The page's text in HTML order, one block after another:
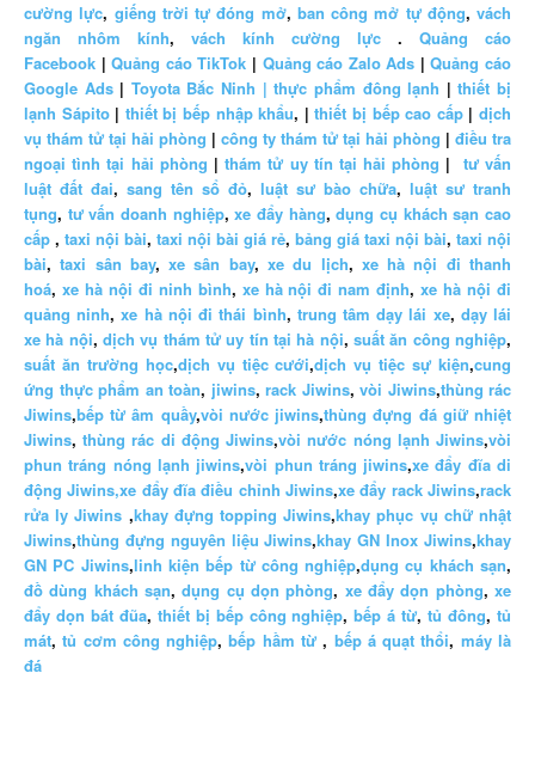
cường lực, giếng trời tự đóng mở, ban công mở tự động, vách
ngăn nhôm kính, vách kính cường lực . Quảng cáo
Facebook |Quảng cáo TikTok | Quảng cáo Zalo Ads |Quảng cáo
Google Ads| Toyota Bắc Ninh | thực phẩm đông lạnh |thiết bị
lạnh Sápito | thiết bị bếp nhập khẩu, |thiết bị bếp cao cấp|dịch
vụ thám tử tại hải phòng | công ty thám tử tại hải phòng | điều tra
ngoại tình tại hải phòng |thám tử uy tín tại hải phòng | tư vấn
luật đất đai, sang tên sổ đỏ, luật sư bào chữa, luật sư tranh
tụng, tư vấn doanh nghiệp,xe đẩy hàng,dụng cụ khách sạn cao
cấp , taxi nội bài, taxi nội bài giá rẻ, bảng giá taxi nội bài, taxi nội
bài,taxi sân bay,xe sân bay,xe du lịch, xe hà nội đi thanh
hoá, xe hà nội đi ninh bình, xe hà nội đi nam định,xe hà nội đi
quảng ninh,xe hà nội đi thái bình, trung tâm dạy lái xe, dạy lái
xe hà nội,dịch vụ thám tử uy tín tại hà nội,suất ăn công nghiệp,
suất ăn trường học,dịch vụ tiệc cưới,dịch vụ tiệc sự kiện,cung
ứng thực phẩm an toàn, jiwins, rack Jiwins, vòi Jiwins,thùng rác
Jiwins,bếp từ âm quầy,vòi nước jiwins,thùng đựng đá giữ nhiệt
Jiwins,thùng rác di động Jiwins,vòi nước nóng lạnh Jiwins,vòi
phun tráng nóng lạnh jiwins,vòi phun tráng jiwins,xe đẩy đĩa di
động Jiwins,xe đẩy đĩa điều chỉnh Jiwins,xe đẩy rack Jiwins,rack
rửa ly Jiwins ,khay đựng topping Jiwins,khay phục vụ chữ nhật
Jiwins,thùng đựng nguyên liệu Jiwins,khay GN Inox Jiwins,khay
GN PC Jiwins,linh kiện bếp từ công nghiệp,dụng cụ khách sạn,
đồ dùng khách sạn,dụng cụ dọn phòng, xe đẩy dọn phòng,xe
đẩy dọn bát đũa, thiết bị bếp công nghiệp,bếp á từ,tủ đông,tủ
mát,tủ cơm công nghiệp,bếp hầm từ , bếp á quạt thổi, máy là
đá